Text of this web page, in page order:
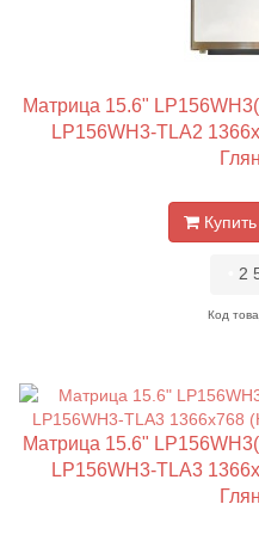
Матрица 15.6"
LP156WH3-TLA2
Купить
2
Код
Матрица 15.6"
LP156WH3-TLA3